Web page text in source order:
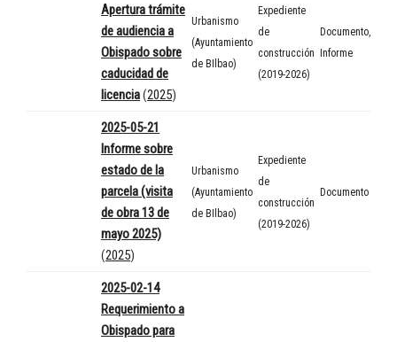
Apertura trámite
de audiencia a
Obispado sobre
caducidad de
licencia(2025)
Urbanismo
(Ayuntamiento
de BIlbao)
Expediente
de
construcción
(2019-2026)
Documento
Informe
2025-05-21
Informe sobre
estado de la
parcela (visita
de obra 13 de
mayo 2025)
(2025)
Urbanismo
(Ayuntamiento
de BIlbao)
Expediente
de
construcción
(2019-2026)
Documento
2025-02-14
Requerimiento a
Obispado para